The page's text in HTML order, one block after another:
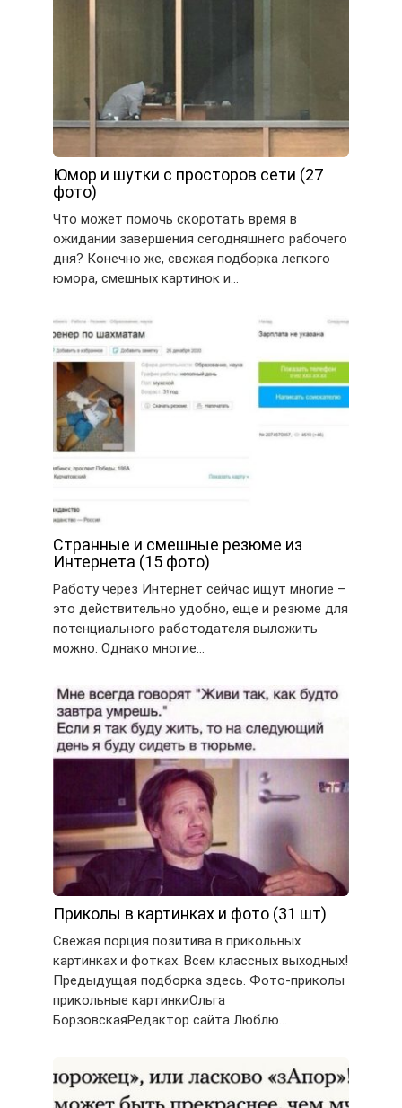
Юмор и шутки с просторов сети (27
фото)
Что может помочь скоротать время в
ожидании завершения сегодняшнего рабочего
дня? Конечно же, свежая подборка легкого
юмора, смешных картинок и…
Странные и смешные резюме из
Интернета (15 фото)
Работу через Интернет сейчас ищут многие –
это действительно удобно, еще и резюме для
потенциального работодателя выложить
можно. Однако многие…
Приколы в картинках и фото (31 шт)
Свежая порция позитива в прикольных
картинках и фотках. Всем классных выходных!
Предыдущая подборка здесь. Фото-приколы
прикольные картинкиОльга
БорзовскаяРедактор сайта Люблю…